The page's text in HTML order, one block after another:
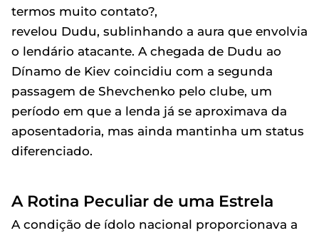
termos muito contato?,
revelou Dudu, sublinhando a aura que envolvia
o lendário atacante. A chegada de Dudu ao
Dínamo de Kiev coincidiu com a segunda
passagem de Shevchenko pelo clube, um
período em que a lenda já se aproximava da
aposentadoria, mas ainda mantinha um status
diferenciado.
A Rotina Peculiar de uma Estrela
A condição de ídolo nacional proporcionava a